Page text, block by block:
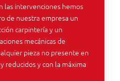
las intervenciones hemos
de nuestra empresa un
carpintería y un
mecánicas de
pieza no presente en
reducidos y con la máxima